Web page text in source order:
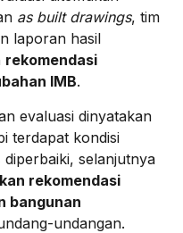
as built drawings, tim
laporan hasil
rekomendasi
IMB.
evaluasi dinyatakan
terdapat kondisi
selanjutnya
rekomendasi
bangunan
undangan.